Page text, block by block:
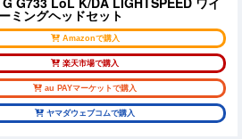
ミングヘッドセット
Amazonで購入
楽天市場で購入
au PAYマーケットで購入
ヤマダウェブコムで購入